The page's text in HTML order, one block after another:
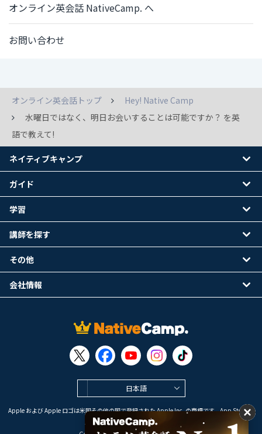
オンライン英会話 NativeCamp. へ
お問い合わせ
オンライン英会話トップ
Hey! Native Camp
水曜日ではなく、明日お会いすることは可能ですか？ を英
語で教えて!
日本語
Apple および Apple ロゴは米国その他の国で登録された Apple Inc. の商標です。App Store は
Apple Inc. のサービスマークです。
ネイティブキャンプ
ガイド
学習
講師を探す
その他
会社情報